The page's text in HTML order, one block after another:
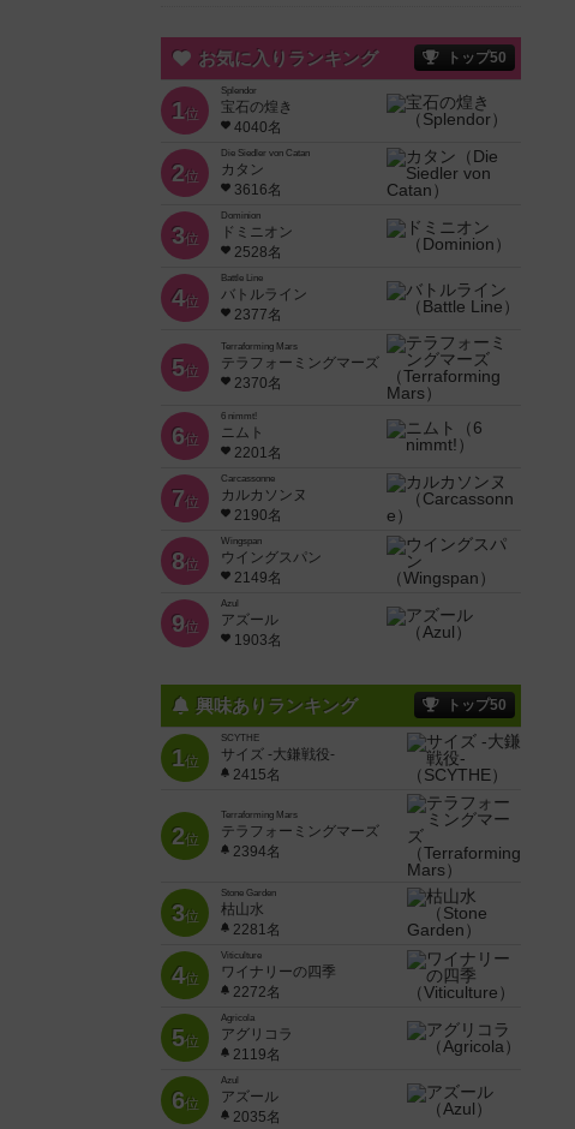
お気に入りランキング トップ50
1位
Splendor
宝石の煌き
4040名
2位
Die Siedler von Catan
カタン
3616名
3位
Dominion
ドミニオン
2528名
4位
Battle Line
バトルライン
2377名
5位
Terraforming Mars
テラフォーミングマーズ
2370名
6位
6 nimmt!
ニムト
2201名
7位
Carcassonne
カルカソンヌ
2190名
8位
Wingspan
ウイングスパン
2149名
9位
Azul
アズール
1903名
興味ありランキング トップ50
1位
SCYTHE
サイズ -大鎌戦役-
2415名
2位
Terraforming Mars
テラフォーミングマーズ
2394名
3位
Stone Garden
枯山水
2281名
4位
Viticulture
ワイナリーの四季
2272名
5位
Agricola
アグリコラ
2119名
6位
Azul
アズール
2035名